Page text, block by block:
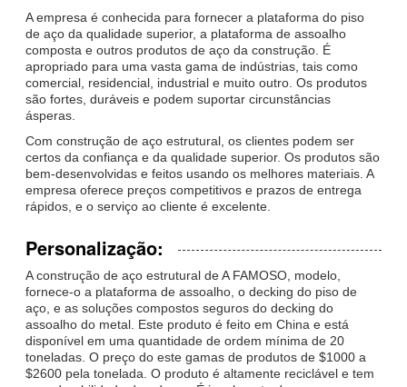
A empresa é conhecida para fornecer a plataforma do piso
de aço da qualidade superior, a plataforma de assoalho
composta e outros produtos de aço da construção. É
apropriado para uma vasta gama de indústrias, tais como
comercial, residencial, industrial e muito outro. Os produtos
são fortes, duráveis e podem suportar circunstâncias
ásperas.
Com construção de aço estrutural, os clientes podem ser
certos da confiança e da qualidade superior. Os produtos são
bem-desenvolvidas e feitos usando os melhores materiais. A
empresa oferece preços competitivos e prazos de entrega
rápidos, e o serviço ao cliente é excelente.
Personalização:
A construção de aço estrutural de A FAMOSO, modelo,
fornece-o a plataforma de assoalho, o decking do piso de
aço, e as soluções compostos seguros do decking do
assoalho do metal. Este produto é feito em China e está
disponível em uma quantidade de ordem mínima de 20
toneladas. O preço do este gamas de produtos de $1000 a
$2600 pela tonelada. O produto é altamente reciclável e tem